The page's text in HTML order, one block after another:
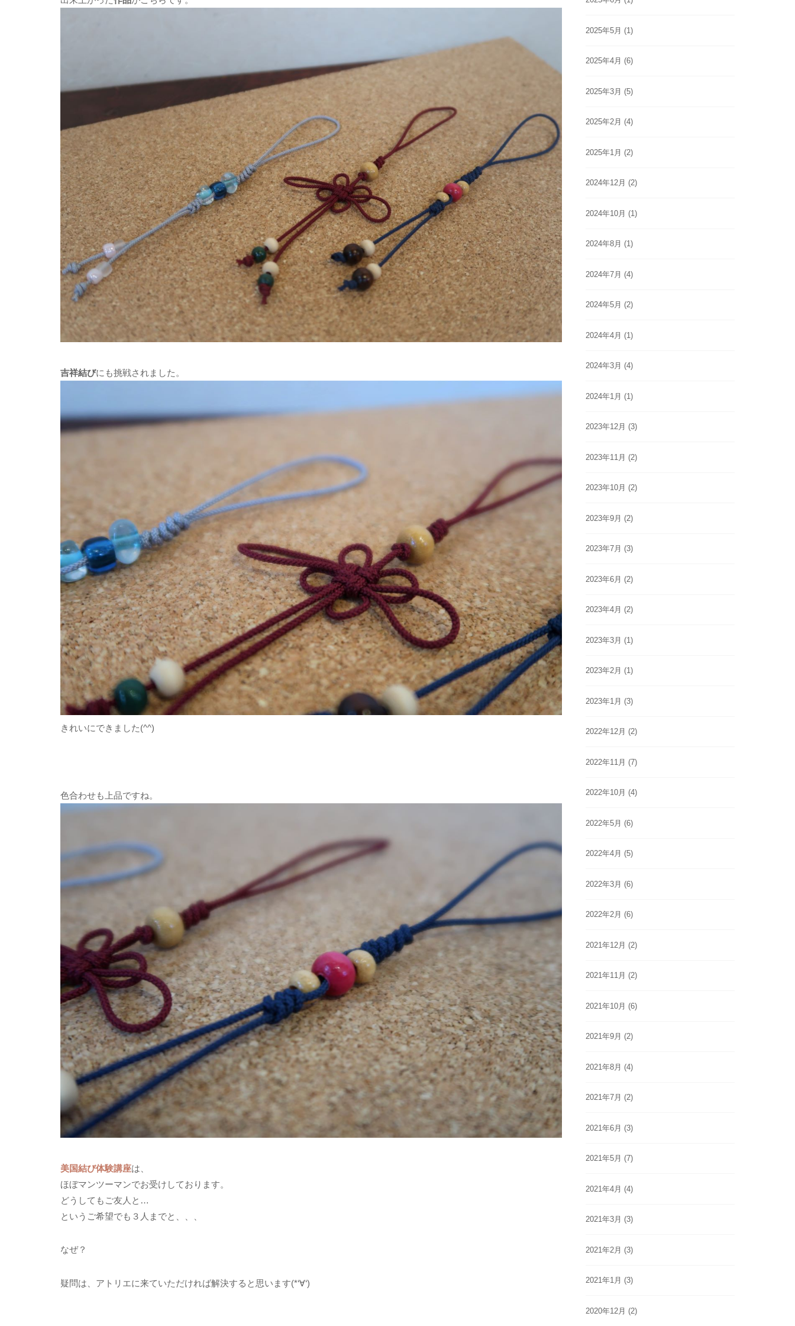
吉祥結びにも挑戦されました。
きれいにできました(^^)
色合わせも上品ですね。
美国結び体験講座は、
ほぼマンツーマンでお受けしております。
どうしてもご友人と…
というご希望でも３人までと、、、
なぜ？
疑問は、アトリエに来ていただければ解決すると思います(*‘∀‘)
2025年5月 (1)
2025年4月 (6)
2025年3月 (5)
2025年2月 (4)
2025年1月 (2)
2024年12月 (2)
2024年10月 (1)
2024年8月 (1)
2024年7月 (4)
2024年5月 (2)
2024年4月 (1)
2024年3月 (4)
2024年1月 (1)
2023年12月 (3)
2023年11月 (2)
2023年10月 (2)
2023年9月 (2)
2023年7月 (3)
2023年6月 (2)
2023年4月 (2)
2023年3月 (1)
2023年2月 (1)
2023年1月 (3)
2022年12月 (2)
2022年11月 (7)
2022年10月 (4)
2022年5月 (6)
2022年4月 (5)
2022年3月 (6)
2022年2月 (6)
2021年12月 (2)
2021年11月 (2)
2021年10月 (6)
2021年9月 (2)
2021年8月 (4)
2021年7月 (2)
2021年6月 (3)
2021年5月 (7)
2021年4月 (4)
2021年3月 (3)
2021年2月 (3)
2021年1月 (3)
2020年12月 (2)